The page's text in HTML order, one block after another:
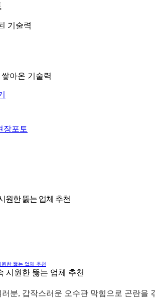
기술력
아온 기술력
장포토
원한 뚫는 업체 추천
한 뚫는 업체 추천
시원한 뚫는 업체 추천
분, 갑작스러운 오수관 막힘으로 곤란을